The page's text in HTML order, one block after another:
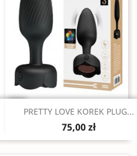
Szybki podgląd
PRETTY LOVE KOREK PLUG...
75,00 zł